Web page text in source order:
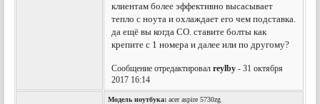
клиентам более эффективно высасывает
тепло с ноута и охлаждает его чем подставка.
да ещё вы когда СО. ставите болты как
крепите с 1 номера и далее или по другому?
Сообщение отредактировалreylby - 31 октября
2017 16:14
Модель ноутбука: acer aspire 5730zg